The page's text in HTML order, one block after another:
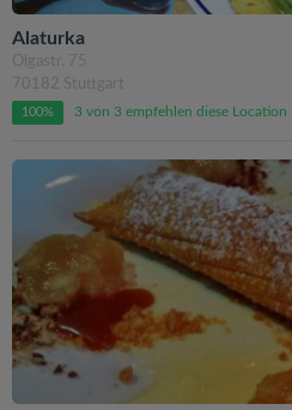
Alaturka
Olgastr. 75
70182 Stuttgart
100% 3 von 3 empfehlen diese Location